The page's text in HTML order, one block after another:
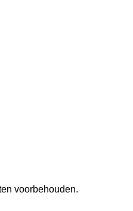
voorbehouden.